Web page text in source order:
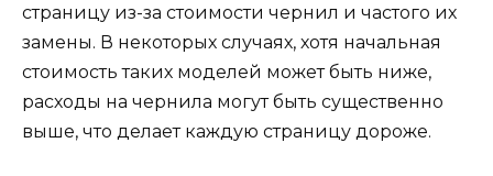
страницу из-за стоимости чернил и частого их
замены. В некоторых случаях, хотя начальная
стоимость таких моделей может быть ниже,
расходы на чернила могут быть существенно
выше, что делает каждую страницу дороже.